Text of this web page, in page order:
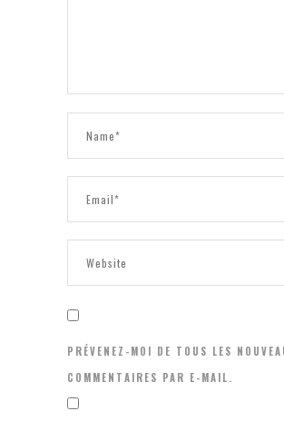
PRÉVENEZ-MOI DE TOUS LES
COMMENTAIRES PAR E-MAIL.